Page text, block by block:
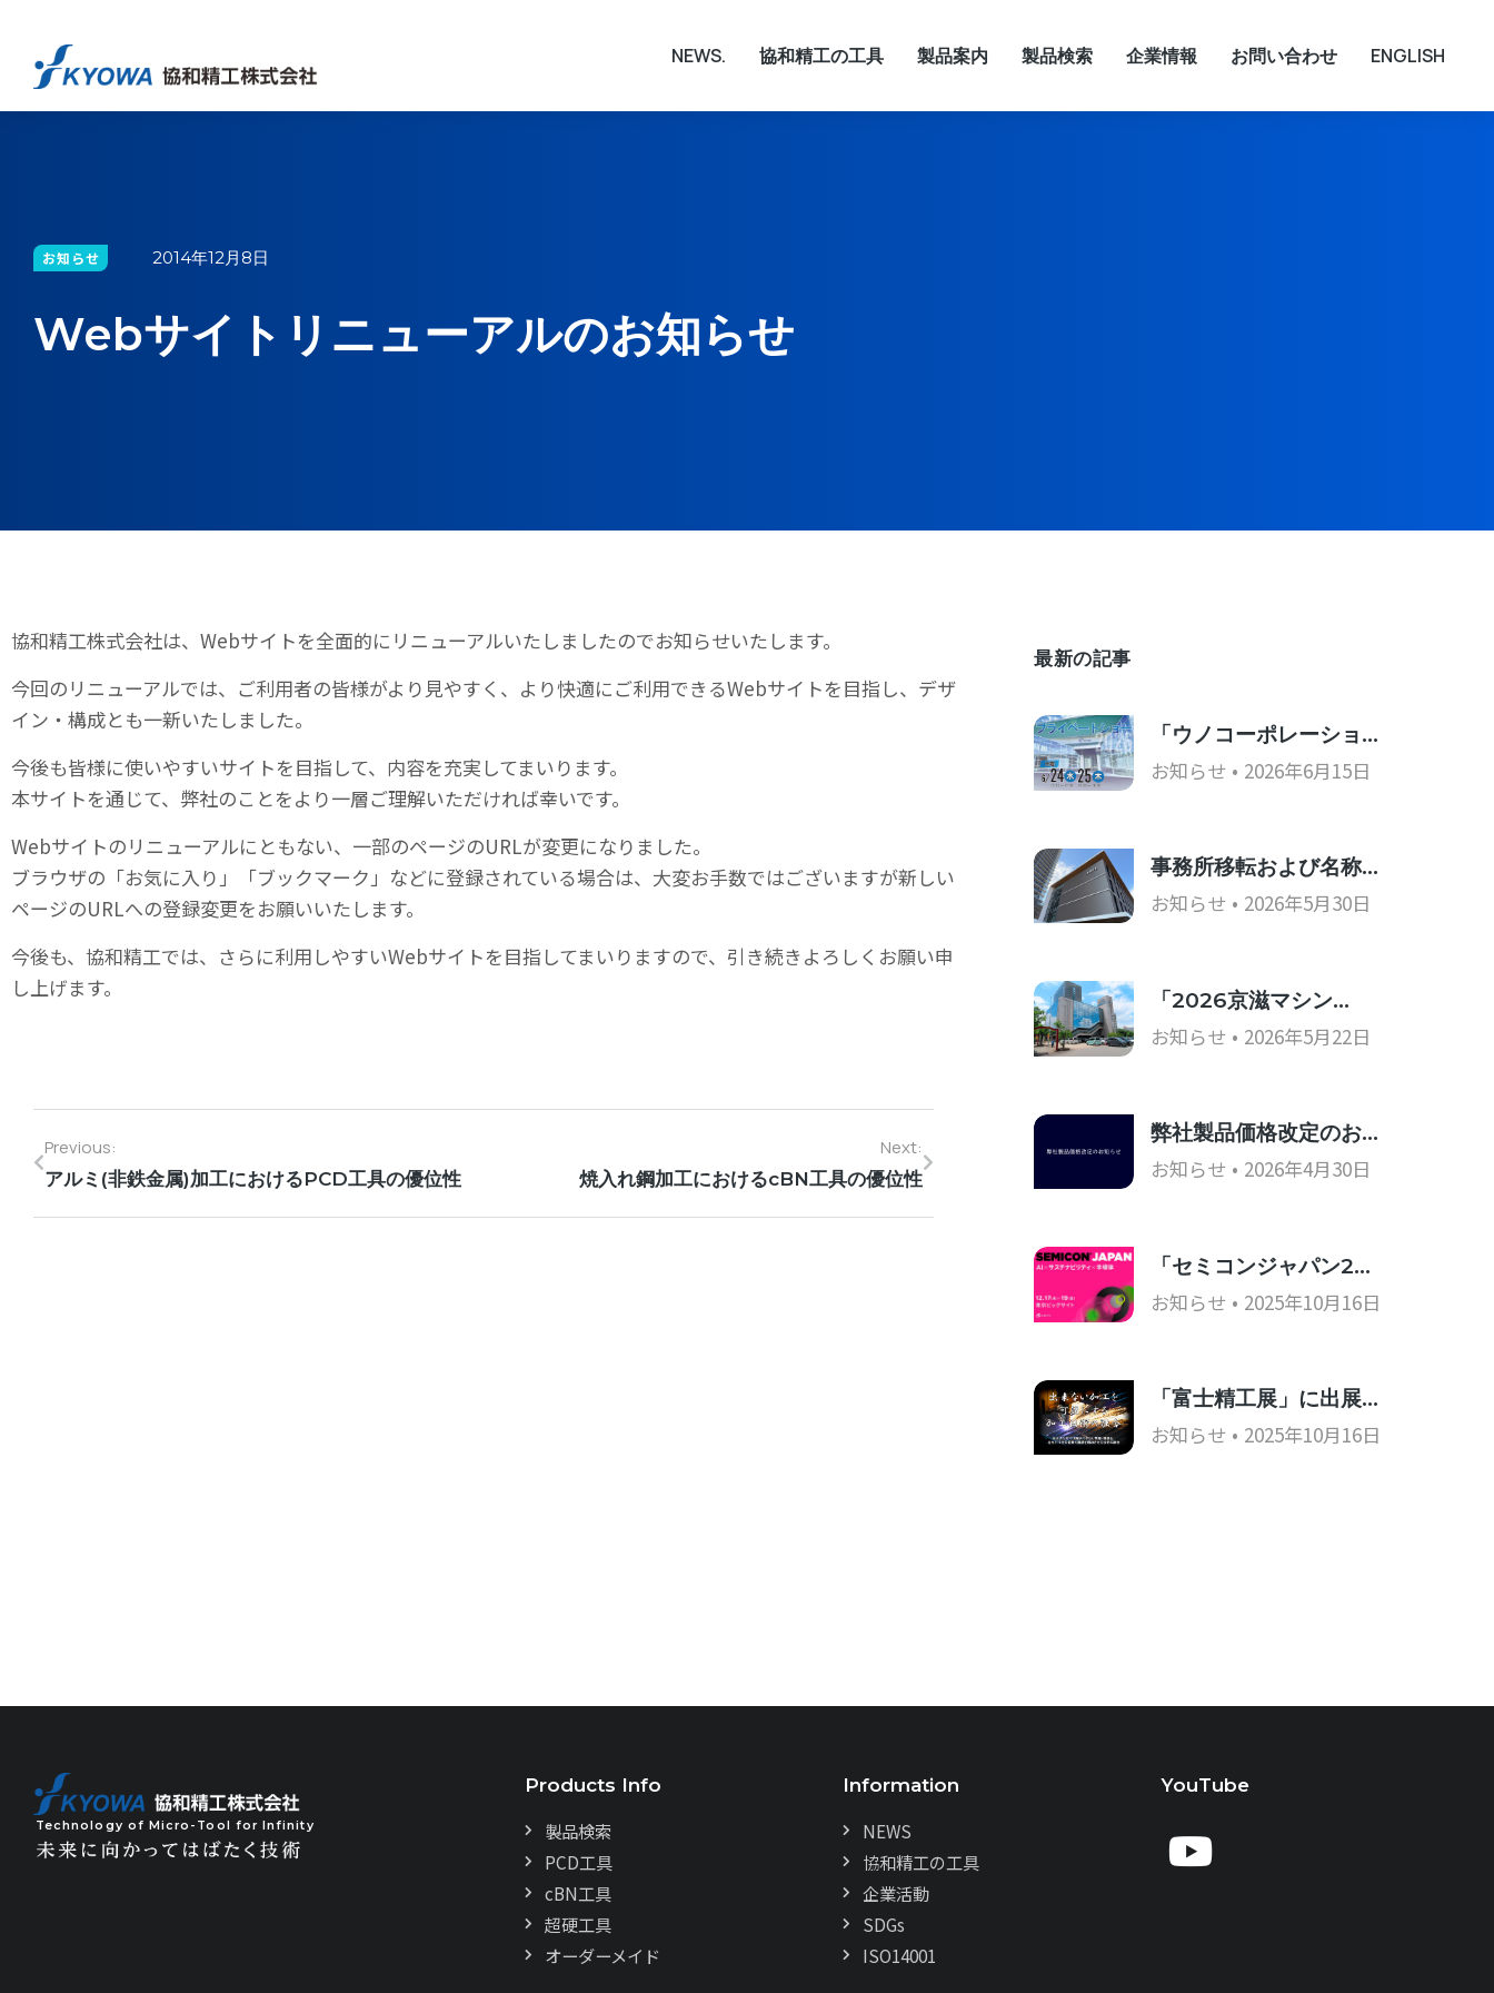
NEWS. 協和精工の工具 製品案内 製品検索 企業情報 お問い合わせ ENGLISH
お知らせ 2014年12月8日
Webサイトリニューアルのお知らせ
協和精工株式会社は、Webサイトを全面的にリニューアルいたしましたのでお知らせいたします。
今回のリニューアルでは、ご利用者の皆様がより見やすく、より快適にご利用できるWebサイトを目指し、デザ
イン・構成とも一新いたしました。
今後も皆様に使いやすいサイトを目指して、内容を充実してまいります。
本サイトを通じて、弊社のことをより一層ご理解いただければ幸いです。
Webサイトのリニューアルにともない、一部のページのURLが変更になりました。
ブラウザの「お気に入り」「ブックマーク」などに登録されている場合は、大変お手数ではございますが新しい
ページのURLへの登録変更をお願いいたします。
今後も、協和精工では、さらに利用しやすいWebサイトを目指してまいりますので、引き続きよろしくお願い申
し上げます。
Previous:
アルミ(非鉄金属)加工におけるPCD工具の優位性
Next:
焼入れ鋼加工におけるcBN工具の優位性
最新の記事
「ウノコーポレーショ…
お知らせ 2026年6月15日
事務所移転および名称…
お知らせ 2026年5月30日
「2026京滋マシン…
お知らせ 2026年5月22日
弊社製品価格改定のお…
お知らせ 2026年4月30日
「セミコンジャパン2…
お知らせ 2025年10月16日
「富士精工展」に出展…
お知らせ 2025年10月16日
Technology of Micro-Tool for Infinity
Products Info
製品検索
PCD工具
cBN工具
超硬工具
オーダーメイド
Information
NEWS
協和精工の工具
企業活動
SDGs
ISO14001
YouTube